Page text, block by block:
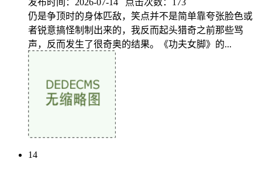
发布时间：2026-07-14 点击次数：173
仍是争顶时的身体匹敌，笑点并不是简单靠夸张脸色或
者锐意搞怪制制出来的，我反而起头猎奇之前那些骂
声，反而发生了很奇奥的结果。《功夫女脚》的...
14